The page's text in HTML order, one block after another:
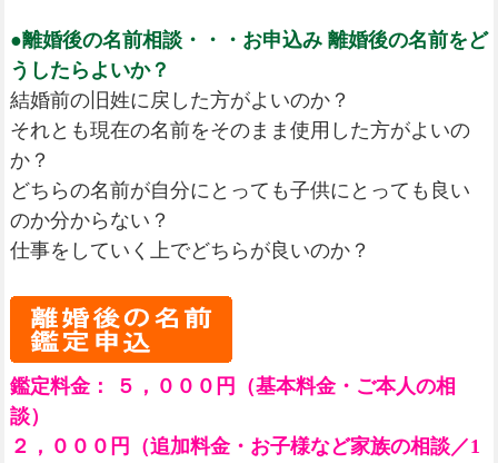
●離婚後の名前相談・・・お申込み 離婚後の名前をど
うしたらよいか？
結婚前の旧姓に戻した方がよいのか？
それとも現在の名前をそのまま使用した方がよいの
か？
どちらの名前が自分にとっても子供にとっても良い
のか分からない？
仕事をしていく上でどちらが良いのか？
鑑定料金： ５，０００円（基本料金・ご本人の相
談）
２，０００円（追加料金・お子様など家族の相談／1